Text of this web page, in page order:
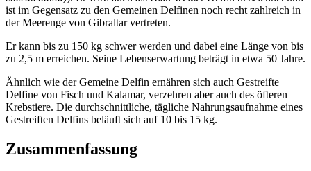
ist im Gegensatz zu den Gemeinen Delfinen noch recht zahlreich in
der Meerenge von Gibraltar vertreten.
Er kann bis zu 150 kg schwer werden und dabei eine Länge von bis
zu 2,5 m erreichen. Seine Lebenserwartung beträgt in etwa 50 Jahre.
Ähnlich wie der Gemeine Delfin ernähren sich auch Gestreifte
Delfine von Fisch und Kalamar, verzehren aber auch des öfteren
Krebstiere. Die durchschnittliche, tägliche Nahrungsaufnahme eines
Gestreiften Delfins beläuft sich auf 10 bis 15 kg.
Zusammenfassung